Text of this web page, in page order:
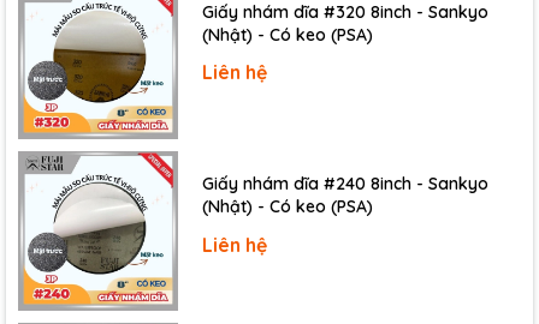
Giấy nhám dĩa #320 8inch - Sankyo
(Nhật) - Có keo (PSA)
Liên hệ
Giấy nhám dĩa #240 8inch - Sankyo
(Nhật) - Có keo (PSA)
Liên hệ